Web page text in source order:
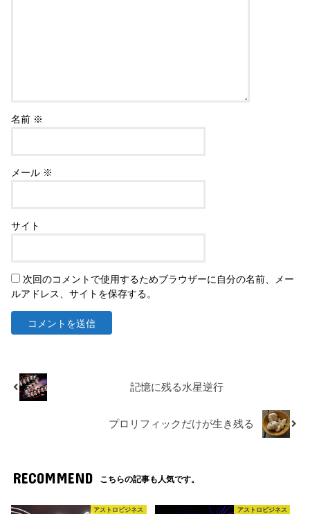
名前 ※
メール ※
サイト
次回のコメントで使用するためブラウザーに自分の名前、メー
ルアドレス、サイトを保存する。
記憶に残る水星逆行
プロリフィックだけが生き残る
RECOMMEND こちらの記事も人気です。
アストロビジネス アストロビジネス